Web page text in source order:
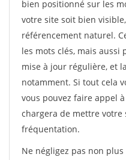
bien positionné sur les
votre site soit bien
référencement naturel.
les mots clés, mais
mise à jour régulière, et
notamment. Si tout cela
vous pouvez faire appel
chargera de mettre votre
fréquentation.
Ne négligez pas non